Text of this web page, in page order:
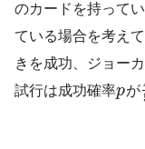
のカードを持って
ている場合を考え
きを成功、ジョー
試行は成功確率pが